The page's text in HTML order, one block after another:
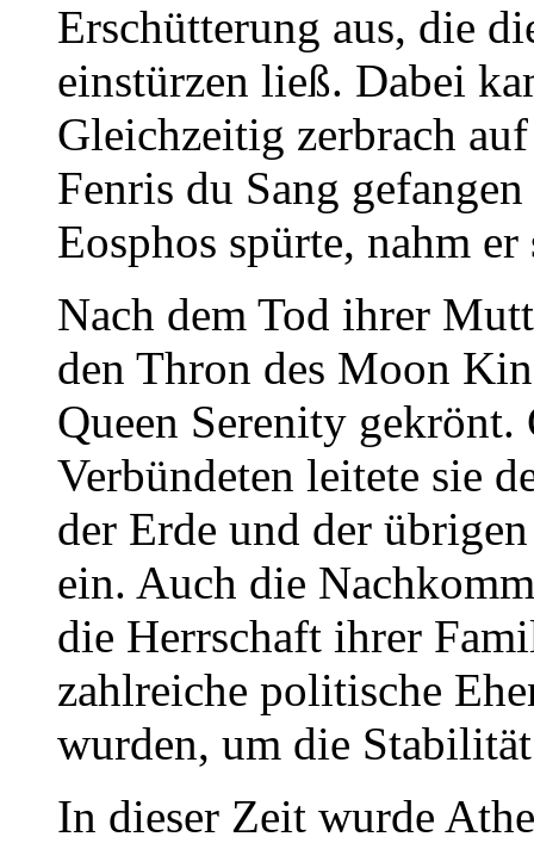
Erschütterung aus, die
einstürzen ließ. Dabei
Gleichzeitig zerbrach
Fenris du Sang
Eosphos spürte, nahm
Nach dem Tod ihrer
den Thron des Moon
Queen Serenity
Verbündeten leitete sie
der Erde und der
ein. Auch die
die Herrschaft ihrer
zahlreiche politische
wurden, um die
In dieser Zeit wurde